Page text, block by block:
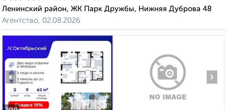
Ленинский район, ЖК Парк Дружбы, Нижняя Дуброва 48
Агентство, 02.08.2026
‹ ›